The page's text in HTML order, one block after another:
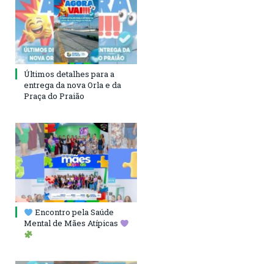
Últimos detalhes para a
entrega da nova Orla e da
Praça do Praião
Encontro pela Saúde
Mental de Mães Atípicas